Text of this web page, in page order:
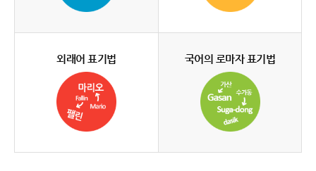
외래어 표기법 국어의 로마자 표기법